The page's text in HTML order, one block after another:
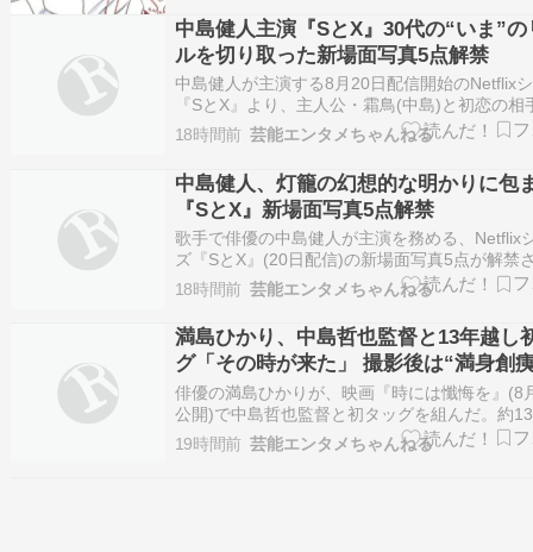
↓押していただけると私が飛んで喜び…
中島健人主演『SとX』30代の“いま”の
ルを切り取った新場面写真5点解禁
中島健人が主演する8月20日配信開始のNetflix
『SとX』より、主人公・霜鳥(中島)と初恋の相
美(新木優子)、そして彼らを取り巻く登場人物
姿を収めた最新場面写真5点が一挙解禁となっ
きを読む ≫ 中島健人 新木優子 中村蒼 三浦り
芸能
18時間前 芸能エンタメちゃんねる
中島健人、灯籠の幻想的な明かりに包
『SとX』新場面写真5点解禁
歌手で俳優の中島健人が主演を務める、Netflix
ズ『SとX』(20日配信)の新場面写真5点が解禁
た。 続きを読む ≫ 中島健人 俳優 STARTO 配
ビス Netflix 芸能
18時間前 芸能エンタメちゃんねる
満島ひかり、中島哲也監督と13年越し
グ「その時が来た」 撮影後は“満身創
俳優の満島ひかりが、映画『時には懺悔を』(8
公開)で中島哲也監督と初タッグを組んだ。約
交わした約束が実現した撮影時のエピソードと
な場面写真が解禁された。 続きを読む ≫ 中島
19時間前 芸能エンタメちゃんねる